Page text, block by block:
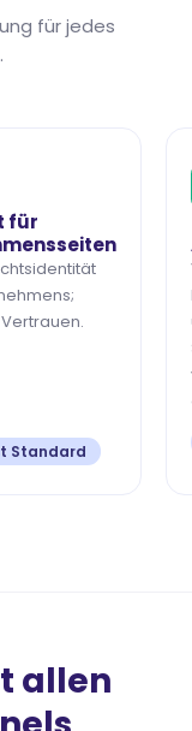
für jedes
für
Standard
allen